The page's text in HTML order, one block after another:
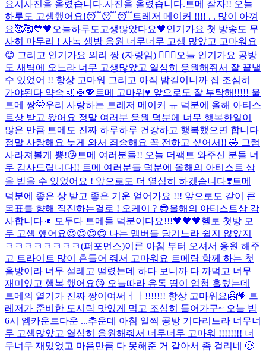
요시 사진을 올렸습니다.사진을 올렸습니다. 트메 잘자!! 오늘
하루도 고생했어요!😴😴😴 트레저 메이커 !!!! . . 많이 아껴
요🥰🥰💙🖤오늘하루도고생많았다요🖤인기가요 첫 방송도 무
사히 마무리 ! 사녹 생방 응원 너무너무 고생 많았고 고마워요
😊 그리고 인기가요 의리 짱 (자랑임) 👍🏻😘 오늘 인기가요 공방
도 새벽에 오느라 너무 고생많았고 열심히 응원해줘서 잘 끝낼
수 있었어 !! 항상 고마워 그리고 아직 밤길이니까 집 조심히
가야된다 약속 🤙🏻💖 트메 고마워♥️ 앞으로도 잘 부탁해!!!!! 울
트메 짱🤭우리 사랑하는 트레저 메이커 ㅠ 덕분에 올해 아티스
트상 받고 왔어요 정말 여러분 응원 덕분에 너무 행복한일이
많은 만큼 트메도 진짜 하루하루 건강하고 행복했으면 합니다
정말 사랑해요 늦게 와서 죄송해요 꼭 전하고 싶어서!! 🤣 그럼
사라져볼게 뿅!😘 트메 여러분들!! 오늘 더팩트 와주신 분들 너
무 감사드립니다!! 트메 여러분들 덕분에 올해의 아티스트 상
을 받을 수 있었어요 ! 앞으로도 더 열심히 하겠습니다❣️트메
덕분에 좋은 상 받고 좋은 기운 얻어가요 !!! 앞으로도 같이 큰
목표를 향해 직진하는걸로 ! 오케이 ? 😎올해의 아티스트상 감
사합니다👊 모두다 트메들 덕분이다요!!!🖤🖤🖤헬로 첫방 모
두 고생 했어요😍😍😍😍 나는 멤버들 당기느라 쉽지 않았지
ㅋㅋㅋㅋㅋㅋㅋㅋ(퍼포먼스)이른 아침 부터 오셔서 응원 해주
고 트라이트 많이 흔들어 줘서 고마워요 트메랑 함께 하는 첫
음방이라 너무 설레고 떨렸는데 하다 보니까 다 까먹고 너무
재미있고 행복 했어요😘 오늘따라 유독 땀이 엄청 흘렀는데
트메의 열기가 진짜 짱이여써ㅓㅏ!!!!!!! 항상 고마워요🤗💗 트
레저가 준비한 도시락 맛있게 먹고 조심히 들어가구~ 오늘 밤
6시 엠카운트다운 ...추운데 아침 일찍 공방 기다리느라 너무너
무 고생많았고 열심히 응원해줘서 너무너무 고마워 !!!!!!!! 너
무너무 재밌었고 마음만큼 다 못해준 거 같아서 좀 걸리네 🥲